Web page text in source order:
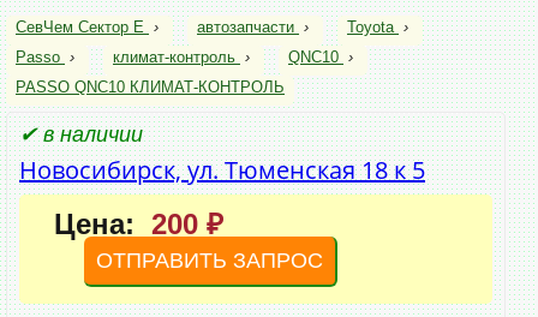
СевЧем Сектор Е › автозапчасти › Toyota ›
Passo › климат-контроль › QNC10 ›
PASSO QNC10 КЛИМАТ-КОНТРОЛЬ
✔ в наличии
Новосибирск, ул. Тюменская 18 к 5
Цена: 200 ₽
ОТПРАВИТЬ ЗАПРОС